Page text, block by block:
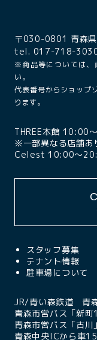
〒030-0801 青森
tel. 017-718-3030
※商品等については、
い。
代表番号からショップ
ります。
THREE本館 10:00
※一部異なる店舗あ
Celest 10:00〜
スタッフ募集
テナント情報
駐車場について
JR/青い森鉄道 青
青森市営バス「新
青森市営バス「古
青森中央ICから車